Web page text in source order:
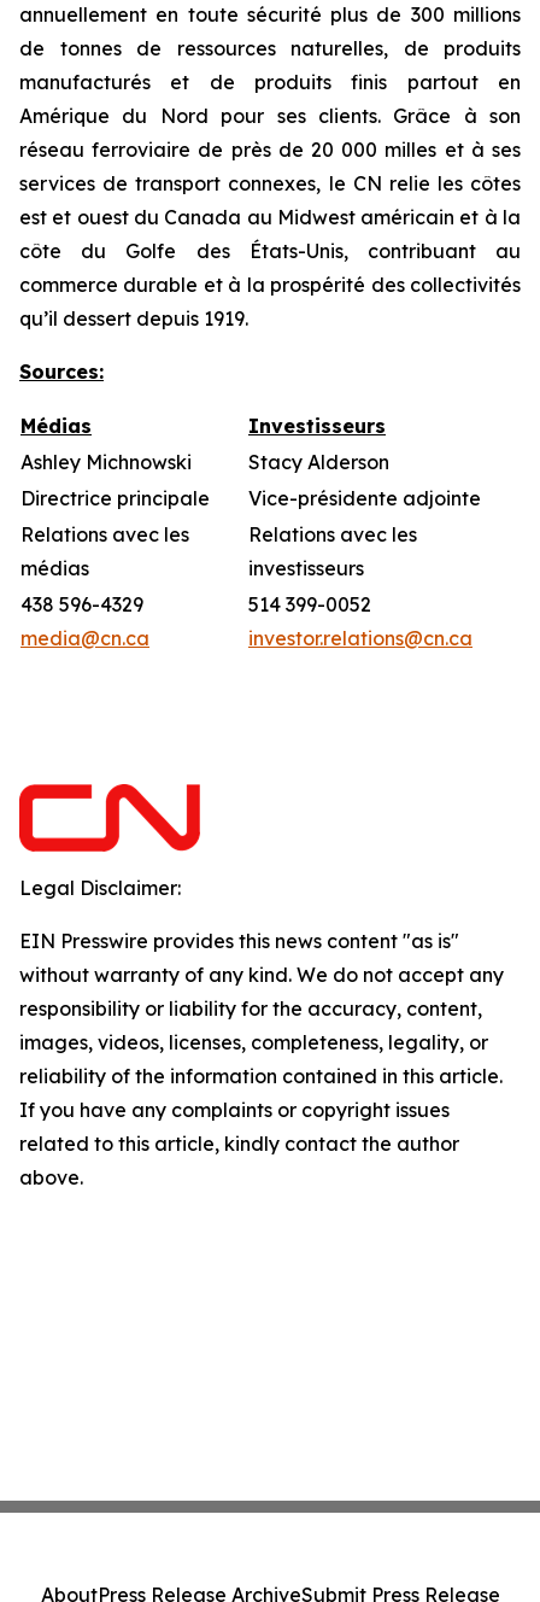
annuellement en toute sécurité plus de 300 millions
de tonnes de ressources naturelles, de produits
manufacturés et de produits finis partout en
Amérique du Nord pour ses clients. Grâce à son
réseau ferroviaire de près de 20 000 milles et à ses
services de transport connexes, le CN relie les côtes
est et ouest du Canada au Midwest américain et à la
côte du Golfe des États-Unis, contribuant au
commerce durable et à la prospérité des collectivités
qu’il dessert depuis 1919.
Sources:
Médias
Investisseurs
Ashley Michnowski
Stacy Alderson
Directrice principale
Vice-présidente adjointe
Relations avec les
médias
Relations avec les
investisseurs
438 596-4329
media@cn.ca
514 399-0052
investor.relations@cn.ca
Legal Disclaimer:
EIN Presswire provides this news content "as is"
without warranty of any kind. We do not accept any
responsibility or liability for the accuracy, content,
images, videos, licenses, completeness, legality, or
reliability of the information contained in this article.
If you have any complaints or copyright issues
related to this article, kindly contact the author
above.
AboutPress Release ArchiveSubmit Press Release